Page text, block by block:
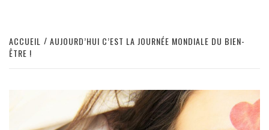
ACCUEIL
AUJOURD’HUI C’EST LA JOURNÉE MONDIALE DU BIEN-
ÊTRE !